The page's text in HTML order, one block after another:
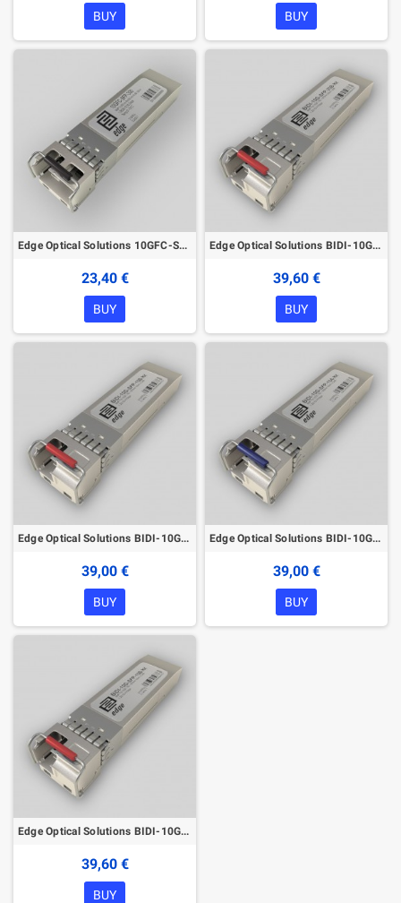
BUY BUY
Edge Optical Solutions 10GFC-SFP-300-CI Cisco compatible SFP+ Module
23,40 €
BUY
Edge Optical Solutions BIDI-10G-SFP-20B SFP+ Module
39,60 €
BUY
Edge Optical Solutions BIDI-10G-SFP-10B SFP+ Module
39,00 €
BUY
Edge Optical Solutions BIDI-10G-SFP-10A SFP+ Module
39,00 €
BUY
Edge Optical Solutions BIDI-10G-SFP-20A SFP+ Module
39,60 €
BUY